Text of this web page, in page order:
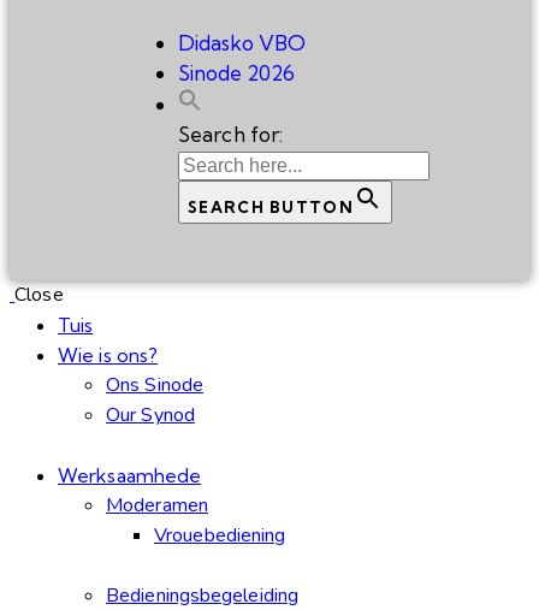
Didasko VBO
Sinode 2026
Search for:
SEARCH BUTTON
Close
Tuis
Wie is ons?
Ons Sinode
Our Synod
Werksaamhede
Moderamen
Vrouebediening
Bedieningsbegeleiding